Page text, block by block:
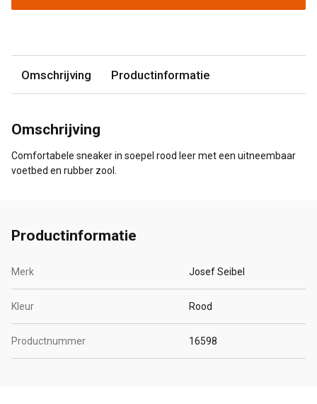
Omschrijving Productinformatie
Omschrijving
Comfortabele sneaker in soepel rood leer met een uitneembaar
voetbed en rubber zool.
Productinformatie
Merk Josef Seibel
Kleur Rood
Productnummer 16598